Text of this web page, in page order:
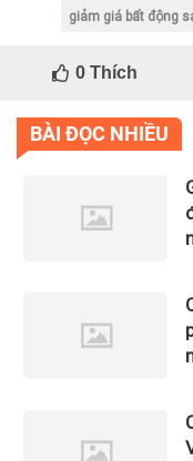
giảm giá bất động
0Thích
BÀI ĐỌC NHIỀU